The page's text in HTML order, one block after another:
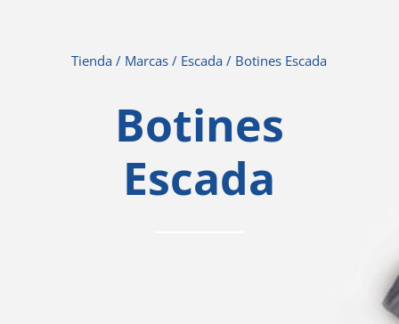
Tienda / Marcas / Escada / Botines Escada
Botines
Escada